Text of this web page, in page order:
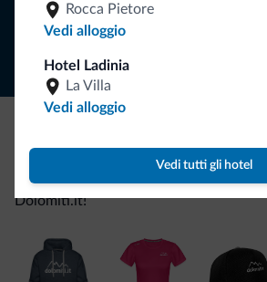
Rocca Pietore
Vedi alloggio
Hotel Ladinia
La Villa
Vedi alloggio
Vedi tutti gli hotel
Segui Dolomiti.it
Be Original, scopri la nuova
Ce l'avete chiesto in tanti. Ecco la
Dolomiti.it!